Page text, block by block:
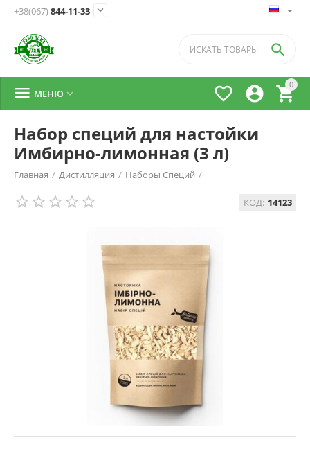
+38(067)844-11-33 
0




 МЕНЮ 
Набор специй для настойки
Имбирно-лимонная (3 л)
Главная / Дистилляция / Наборы Специй /
КОД: 14123